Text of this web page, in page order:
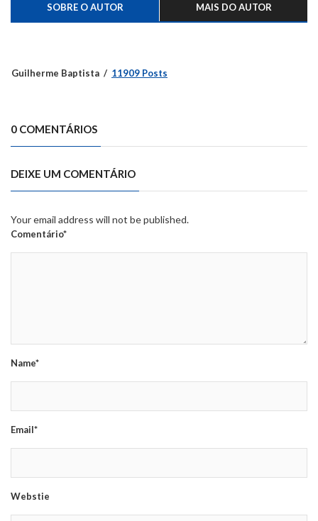
SOBRE O AUTOR MAIS DO AUTOR
Guilherme Baptista 11909 Posts
0 COMENTÁRIOS
DEIXE UM COMENTÁRIO
Your email address will not be published.
Comentário*
Name*
Email*
Webstie